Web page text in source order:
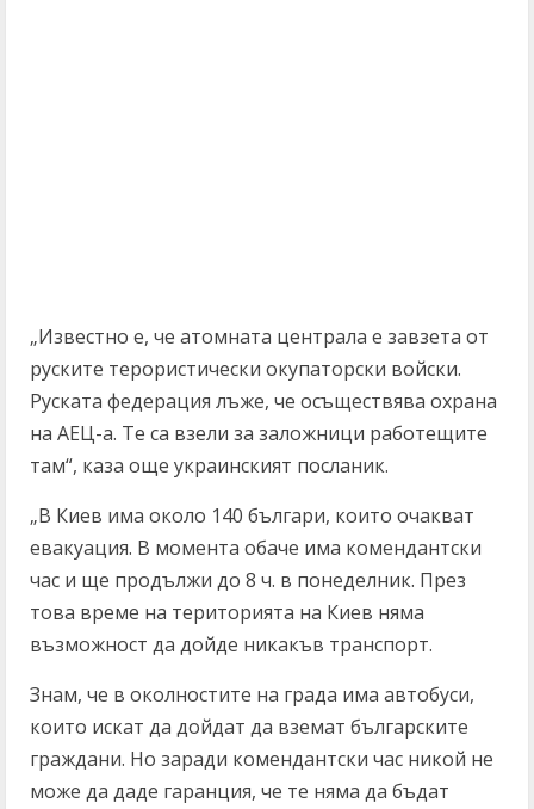
„Известно е, че атомната централа е завзета от
руските терористически окупаторски войски.
Руската федерация лъже, че осъществява охрана
на АЕЦ-а. Те са взели за заложници работещите
там“, каза още украинският посланик.
„В Киев има около 140 българи, които очакват
евакуация. В момента обаче има комендантски
час и ще продължи до 8 ч. в понеделник. През
това време на територията на Киев няма
възможност да дойде никакъв транспорт.
Знам, че в околностите на града има автобуси,
които искат да дойдат да вземат българските
граждани. Но заради комендантски час никой не
може да даде гаранция, че те няма да бъдат